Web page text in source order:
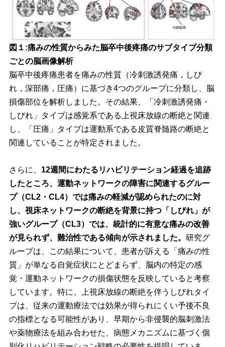
図１:痛みの性質からみた脳卒中後疼痛のサブタイプ分類
ごとの脳画像解析
脳卒中後疼痛患者を痛みの性質（冷刺激誘発痛，しび
れ，深部痛，圧痛）に基づき4つのグループに分類し、脳
損傷部位を解析しました。その結果、「冷刺激誘発痛・
しびれ」タイプは感覚系である上視床放線の断絶と関連
し、「圧痛」タイプは運動系である皮質脊髄路の断絶と
関連していることが特定されました。
さらに、 12週間にわたるリハビリテーション経過を追跡
したところ、運動ネットワークの障害に関連するグルー
プ（CL2・CL4）では痛みの軽減が認められたのに対
し、視床ネットワークの断絶を背景に持つ「しびれ」が
強いグループ（CL3）では、統計的に有意な痛みの改善
が見られず、難治性である傾向が示されました。 研究グ
ループは、この結果について、患者が訴える「痛みの性
質」が単なる自覚症状にとどまらず、脳内の特定の感
覚・運動ネットワークの損傷状態を反映していると考察
しています。特に、上視床放線の断絶を伴うしびれタイ
プは、従来の運動療法では効果が得られにくい予後不良
の指標となる可能性があり、早期から非侵襲的脳刺激法
や薬物療法を組み合わせた、病態メカニズムに基づく個